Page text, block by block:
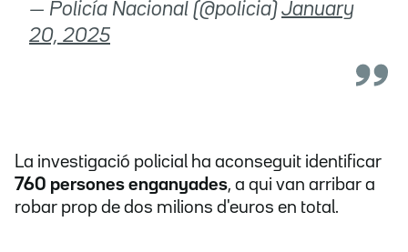
— Policía Nacional (@policia) January
20, 2025
La investigació policial ha aconseguit identificar
760 persones enganyades, a qui van arribar a
robar prop de dos milions d'euros en total.